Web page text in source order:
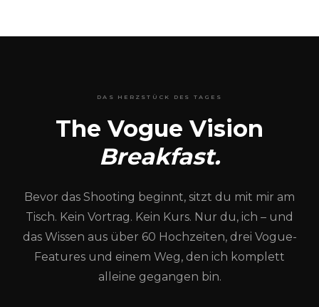
DAS HERZSTÜCK DES TAGES
The Vogue Vision
Breakfast.
Bevor das Shooting beginnt, sitzt du mit mir am
Tisch. Kein Vortrag. Kein Kurs. Nur du, ich – und
das Wissen aus über 60 Hochzeiten, drei Vogue-
Features und einem Weg, den ich komplett
alleine gegangen bin.